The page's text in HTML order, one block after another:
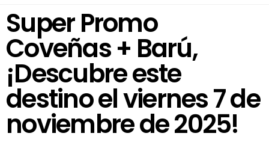
Super Promo
Coveñas + Barú,
¡Descubre este
destino el viernes 7 de
noviembre de 2025!